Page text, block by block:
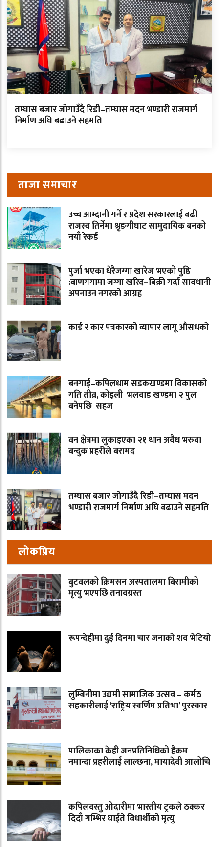
तम्घास बजार जोगाउँदै रिडी–तम्घास मदन भण्डारी राजमार्ग
निर्माण अघि बढाउने सहमति
ताजा समाचार
उच्च आम्दानी गर्ने र प्रदेश सरकारलाई बढी
राजस्व तिर्नेमा श्रृङगीघाट सामुदायिक बनको
नयाँ रेकर्ड
पुर्जा भएका धेरैजग्गा खारेज भएको पुष्ठि
:बाणगंगामा जग्गा खरिद–बिक्री गर्दा सावधानी
अपनाउन नगरको आग्रह
कार्ड र कार पत्रकारको व्यापार लागू औसधको
बनगाई–कपिलधाम सडकखण्डमा विकासको
गति तीव्र, कोइली भलवाड खण्डमा २ पुल
बनेपछि सहज
वन क्षेत्रमा लुकाइएका २१ थान अवैध भरुवा
बन्दुक प्रहरीले बरामद
तम्घास बजार जोगाउँदै रिडी–तम्घास मदन
भण्डारी राजमार्ग निर्माण अघि बढाउने सहमति
लोकप्रिय
बुटवलको क्रिमसन अस्पतालमा बिरामीको
मृत्यु भएपछि तनावग्रस्त
रूपन्देहीमा दुई दिनमा चार जनाको शव भेटियो
लुम्बिनीमा उद्यमी सामाजिक उत्सव – कर्मठ
सहकारीलाई ‘राष्ट्रिय स्वर्णिम प्रतिभा’ पुरस्कार
पालिकाका केही जनप्रतिनिधिको हैकम
नमान्दा प्रहरीलाई लाल्छना, मायादेवी आलोचि
कपिलवस्तु ओदारीमा भारतीय ट्रकले ठक्कर
दिदाँ गम्भिर घाईते विधार्थीको मृत्यु